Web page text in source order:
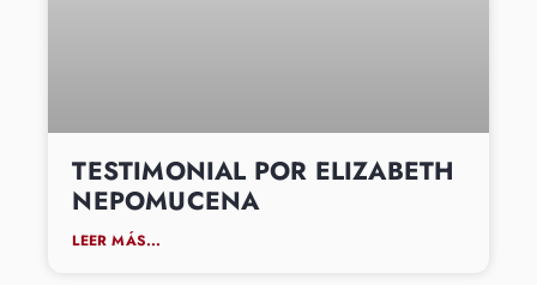
TESTIMONIAL POR ELIZABETH
NEPOMUCENA
LEER MÁS...